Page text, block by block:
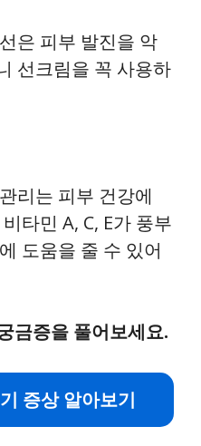
은 피부 발진을 악
선크림을 꼭 사용하
리는 피부 건강에
타민 A, C, E가 풍부
도움을 줄 수 있어
금증을 풀어보세요.
증상 알아보기